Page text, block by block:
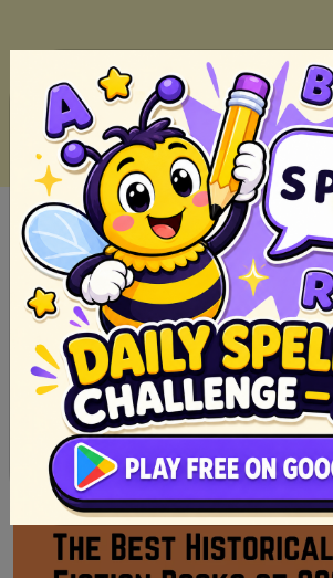
10 Must-Read Fiction Books